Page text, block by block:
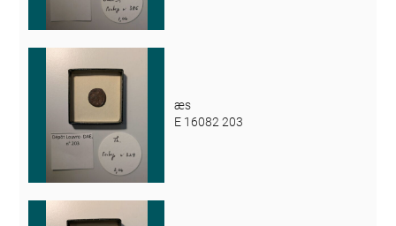
æs
E 16082 203